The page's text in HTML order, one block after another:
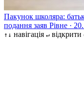
Пакунок школяра:
подання заяв Рівне ·
↑↓ навігація ↵ відкрити